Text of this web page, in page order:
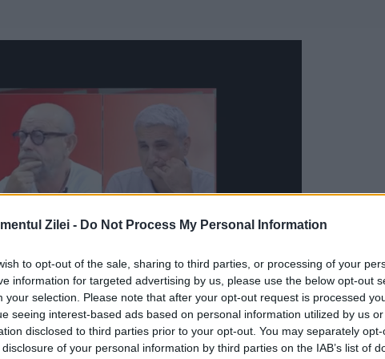
Zilei - Do Not Process My Personal Information
to opt-out of the sale, sharing to third parties, or processing of your
information for targeted advertising by us, please use the below opt-out
your selection. Please note that after your opt-out request is processed
seeing interest-based ads based on personal information utilized by us
disclosed to third parties prior to your opt-out. You may separately
of your personal information by third parties on the IAB’s list of
reprezentativi pe categoriile socio-